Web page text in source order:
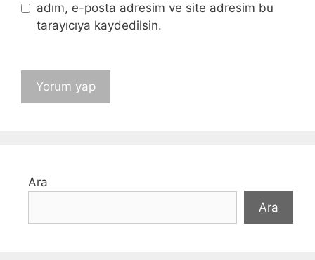
adım, e-posta adresim ve site adresim bu
tarayıcıya kaydedilsin.
Ara
Ara